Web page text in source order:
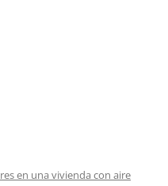
en una vivienda con aire